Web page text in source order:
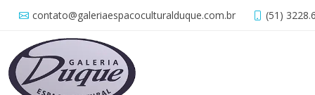
contato@galeriaespacoculturalduque.com.br (51)